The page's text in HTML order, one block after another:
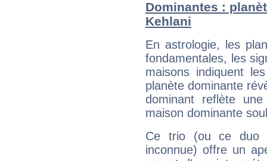
Dominantes :
Kehlani
En astrologie, les
fondamentales, les
maisons indiquent
planète dominante
dominant reflète
maison dominante
Ce trio (ou ce duo
inconnue) offre un